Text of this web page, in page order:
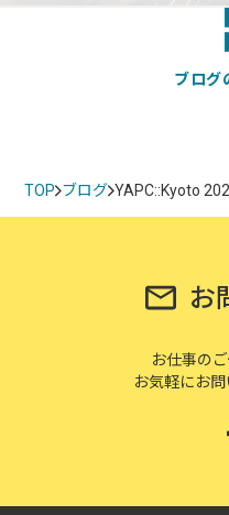
ブログ
TOP ブログ YAPC::Kyoto
お
お仕事の
お気軽にお問